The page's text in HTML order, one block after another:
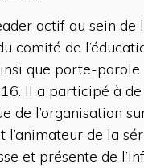
actif au sein
comité de
que porte-
Il a participé à
de l’organisation
l’animateur de la
et présente de